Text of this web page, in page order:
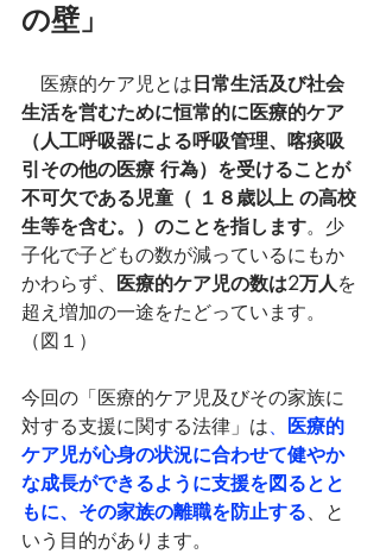
の壁」
医療的ケア児とは日常生活及び社会
生活を営むために恒常的に医療的ケア
（人工呼吸器による呼吸管理、喀痰吸
引その他の医療 行為）を受けることが
不可欠である児童（ １８歳以上 の高校
生等を含む。）のことを指します。少
子化で子どもの数が減っているにもか
かわらず、 医療的ケア児の数は2万人を
超え増加の一途をたどっています。
（図１）
今回の「医療的ケア児及びその家族に
対する支援に関する法律」は、 医療的
ケア児が心身の状況に合わせて健やか
な成長ができるように支援を図るとと
もに、その家族の離職を防止する、と
いう目的があります。